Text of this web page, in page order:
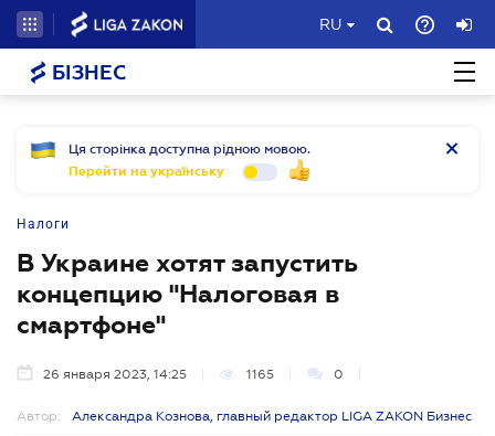
RU
БІЗНЕС
Ця сторінка доступна рідною мовою.
Перейти на українську
Налоги
В Украине хотят запустить
концепцию "Налоговая в
смартфоне"
26 января 2023, 14:25 1165 0
Автор: Александра Кознова, главный редактор LIGA ZAKON Бизнес